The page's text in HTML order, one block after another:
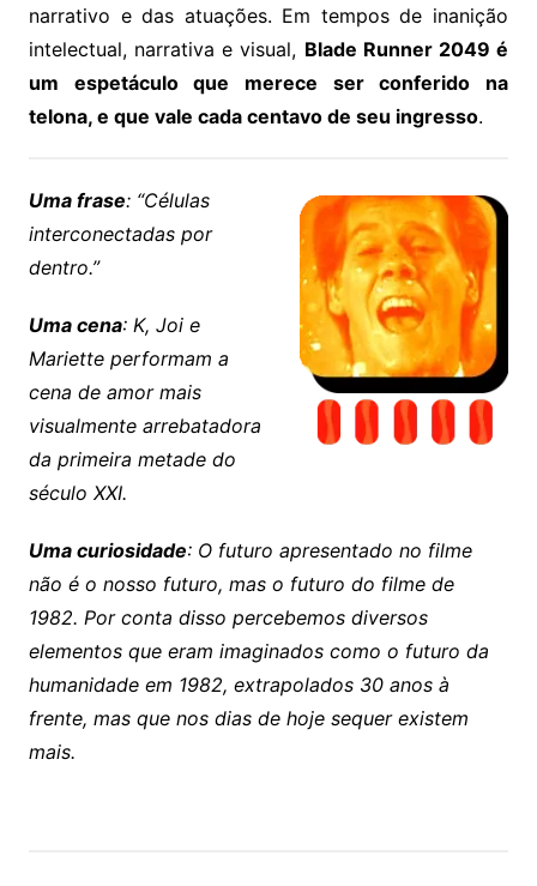
narrativo e das atuações. Em tempos de inanição
intelectual, narrativa e visual, Blade Runner 2049 é
um espetáculo que merece ser conferido na
telona, e que vale cada centavo de seu ingresso.
Uma frase: “Células
interconectadas por
dentro.”
Uma cena: K, Joi e
Mariette performam a
cena de amor mais
visualmente arrebatadora
da primeira metade do
século XXI.
Uma curiosidade: O futuro apresentado no filme
não é o nosso futuro, mas o futuro do filme de
1982. Por conta disso percebemos diversos
elementos que eram imaginados como o futuro da
humanidade em 1982, extrapolados 30 anos à
frente, mas que nos dias de hoje sequer existem
mais.